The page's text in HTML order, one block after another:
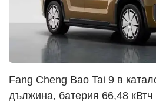
Fang Cheng Bao Tai 9 в
дължина, батерия 66,48 кВтч